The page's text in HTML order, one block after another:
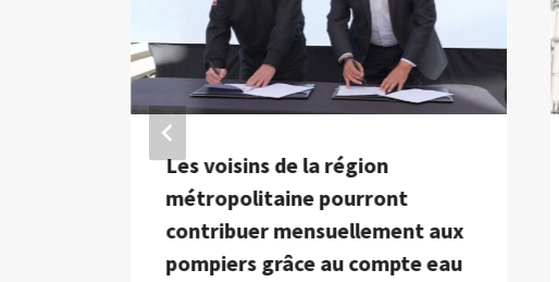
Les voisins de la région
métropolitaine pourront
contribuer mensuellement aux
pompiers grâce au compte eau